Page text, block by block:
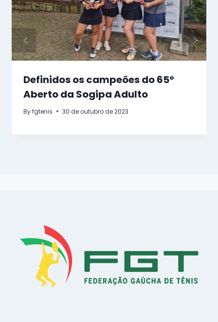
Definidos os campeões do 65º
Aberto da Sogipa Adulto
Byfgtenis 30 de outubro de 2023